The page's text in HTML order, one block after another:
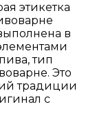
этикетка
в
тип
Это
традиции
с